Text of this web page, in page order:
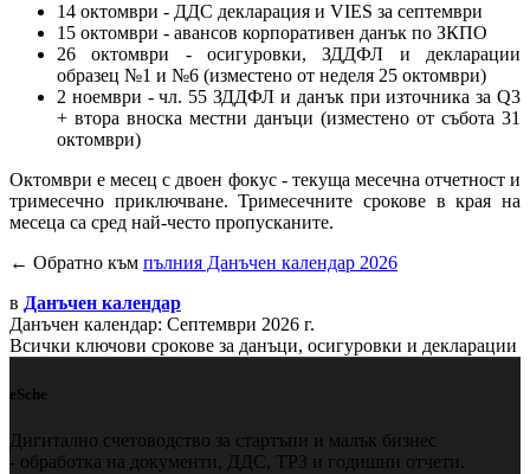
14 октомври - ДДС декларация и VIES за септември
15 октомври - авансов корпоративен данък по ЗКПО
26 октомври - осигуровки, ЗДДФЛ и декларации
образец №1 и №6 (изместено от неделя 25 октомври)
2 ноември - чл. 55 ЗДДФЛ и данък при източника за Q3
+ втора вноска местни данъци (изместено от събота 31
октомври)
Октомври е месец с двоен фокус - текуща месечна отчетност и
тримесечно приключване. Тримесечните срокове в края на
месеца са сред най-често пропусканите.
← Обратно към пълния Данъчен календар 2026
в Данъчен календар
Данъчен календар: Септември 2026 г.
Всички ключови срокове за данъци, осигуровки и декларации
eSche
Дигитално счетоводство за стартъпи и малък бизнес
- обработка на документи, ДДС, ТРЗ и годишни отчети.